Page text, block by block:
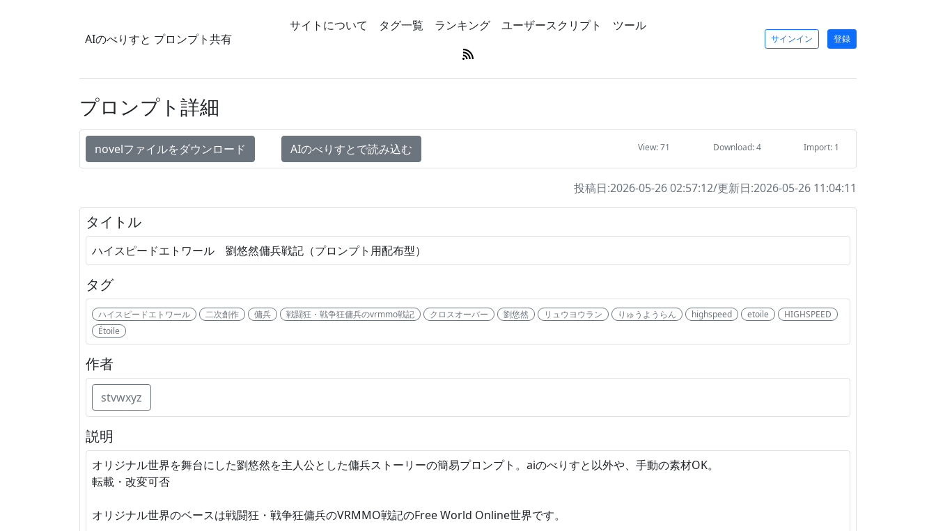
AIのべりすと プロンプト共有
サイトについて タグ一覧 ランキング ユーザースクリプト ツール
サインイン 登録
プロンプト詳細
novelファイルをダウンロード AIのべりすとで読み込む View: 71 Download: 4 Import: 1
投稿日:2026-05-26 02:57:12/更新日:2026-05-26 11:04:11
タイトル
ハイスピードエトワール 劉悠然傭兵戦記（プロンプト用配布型）
タグ
ハイスピードエトワール 二次創作 傭兵 戦闘狂・戦争狂傭兵のvrmmo戦記 クロスオーバー 劉悠然 リュウヨウラン りゅうようらん highspeed etoile
HIGHSPEED
Étoile
作者
stvwxyz
説明
オリジナル世界を舞台にした劉悠然を主人公とした傭兵ストーリーの簡易プロンプト。aiのべりすと以外や、手動の素材OK。
転載・改変可否
オリジナル世界のベースは戦闘狂・戦争狂傭兵のVRMMO戦記のFree World Online世界です。